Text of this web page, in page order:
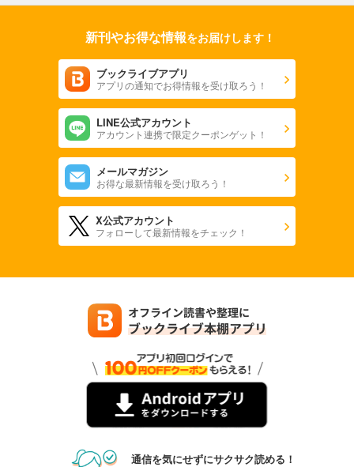
新刊やお得な情報をお届けします！
ブックライブアプリ
アプリの通知でお得情報を受け取ろう！
LINE公式アカウント
アカウント連携で限定クーポンゲット！
メールマガジン
お得な最新情報を受け取ろう！
X公式アカウント
フォローして最新情報をチェック！
通信を気にせずにサクサク読める！